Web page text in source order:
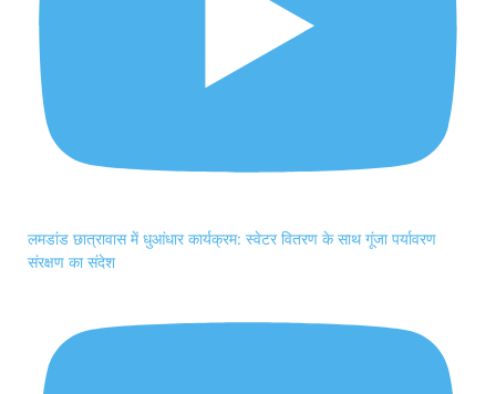
लमडांड छात्रावास में धुआंधार कार्यक्रम: स्वेटर वितरण के साथ गूंजा पर्यावरण
संरक्षण का संदेश